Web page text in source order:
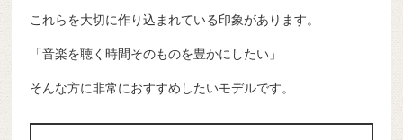
これらを大切に作り込まれている印象があります。
「音楽を聴く時間そのものを豊かにしたい」
そんな方に非常におすすめしたいモデルです。